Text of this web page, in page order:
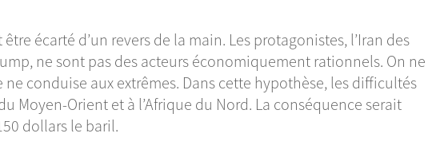
écarté d’un revers de la main. Les protagonistes, l’Iran des
ne sont pas des acteurs économiquement rationnels. On ne
conduise aux extrêmes. Dans cette hypothèse, les difficultés
Moyen-Orient et à l’Afrique du Nord. La conséquence serait
dollars le baril.